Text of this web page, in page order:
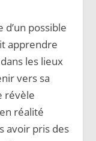
d’un possible
apprendre
les lieux
vers sa
révèle
réalité
avoir pris des